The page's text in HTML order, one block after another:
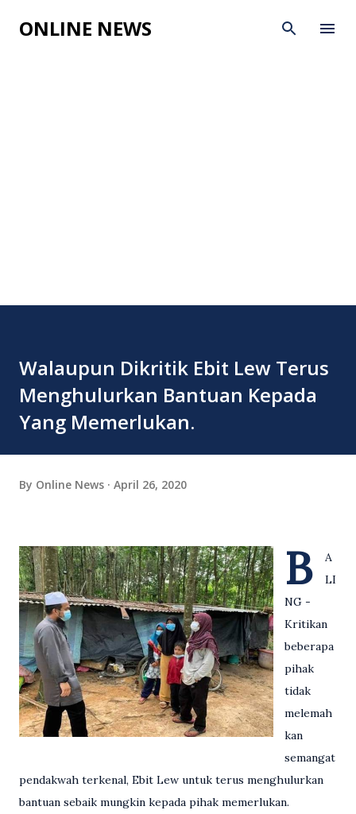
Skip to main content
ONLINE NEWS
Walaupun Dikritik Ebit Lew Terus
Menghulurkan Bantuan Kepada
Yang Memerlukan.
By Online News April 26, 2020
B
A
LI
NG -
Kritikan
beberapa
pihak
tidak
melemah
kan
semangat
pendakwah terkenal, Ebit Lew untuk terus menghulurkan
bantuan sebaik mungkin kepada pihak memerlukan.